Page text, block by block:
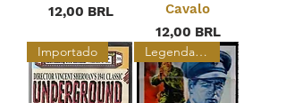
Precio
12,00 BRL
Cavalo
Precio
12,00 BRL
Importado
Legendado